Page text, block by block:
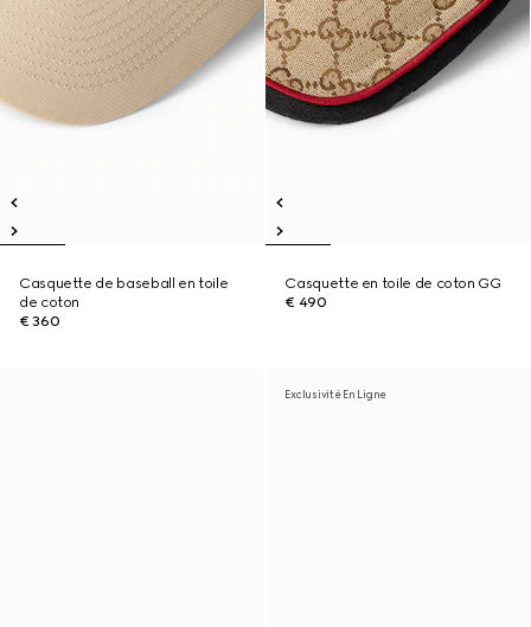
Casquette de baseball en toile
de coton
€ 360
Casquette en toile de coton GG
€ 490
Exclusivité En Ligne